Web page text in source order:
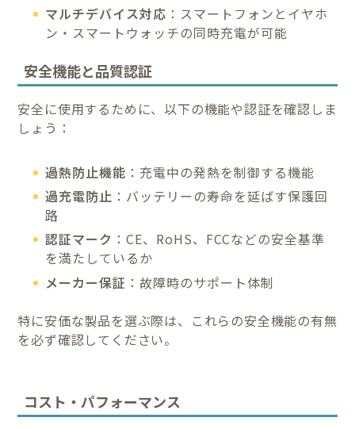
マルチデバイス対応 ：スマートフォンとイヤホ
ン・スマートウォッチの同時充電が可能
安全機能と品質認証
安全に使用するために、以下の機能や認証を確認しま
しょう：
過熱防止機能 ：充電中の発熱を制御する機能
過充電防止 ：バッテリーの寿命を延ばす保護回
路
認証マーク ：CE、RoHS、FCCなどの安全基準
を満たしているか
メーカー保証 ：故障時のサポート体制
特に安価な製品を選ぶ際は、これらの安全機能の有無
を必ず確認してください。
コスト・パフォーマンス